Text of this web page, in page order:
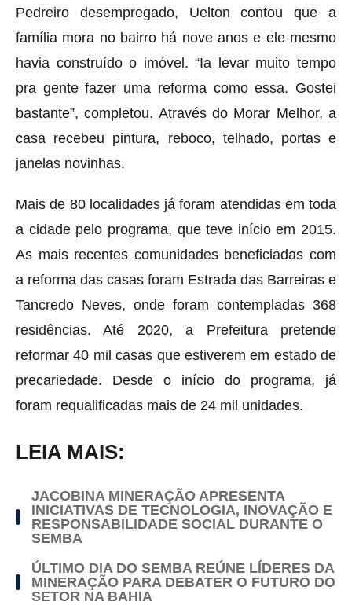
Pedreiro desempregado, Uelton contou que a
família mora no bairro há nove anos e ele mesmo
havia construído o imóvel. “Ia levar muito tempo
pra gente fazer uma reforma como essa. Gostei
bastante”, completou. Através do Morar Melhor, a
casa recebeu pintura, reboco, telhado, portas e
janelas novinhas.
Mais de 80 localidades já foram atendidas em toda
a cidade pelo programa, que teve início em 2015.
As mais recentes comunidades beneficiadas com
a reforma das casas foram Estrada das Barreiras e
Tancredo Neves, onde foram contempladas 368
residências. Até 2020, a Prefeitura pretende
reformar 40 mil casas que estiverem em estado de
precariedade. Desde o início do programa, já
foram requalificadas mais de 24 mil unidades.
LEIA MAIS:
JACOBINA MINERAÇÃO APRESENTA
INICIATIVAS DE TECNOLOGIA, INOVAÇÃO E
RESPONSABILIDADE SOCIAL DURANTE O
SEMBA
ÚLTIMO DIA DO SEMBA REÚNE LÍDERES DA
MINERAÇÃO PARA DEBATER O FUTURO DO
SETOR NA BAHIA